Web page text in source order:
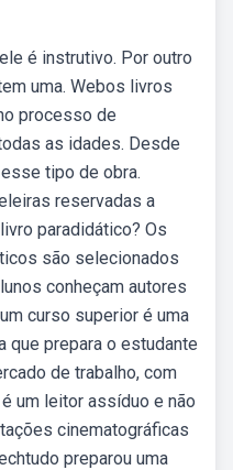
é instrutivo. Por outro
uma. Webos livros
processo de
as idades. Desde
tipo de obra.
reservadas a
paradidático? Os
são selecionados
conheçam autores
curso superior é uma
que prepara o estudante
de trabalho, com
um leitor assíduo e não
cinematográficas
preparou uma